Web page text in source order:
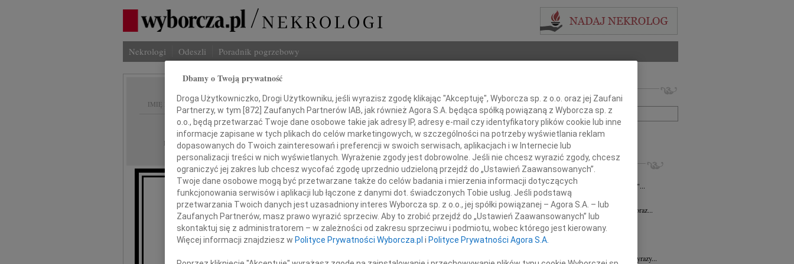
Nekrologi Odeszli Poradnik pogrzebowy
IMIĘ I NAZWISKO:
REGION: Rzeszów
DATA EMISJI: 11.10.2012
Pani
dr Annie Batiuk
Imię i nazwisko lub numer ogłoszenia:
+ szukanie zaawansowane
INNE NEKROLOGI
Marcin Piotr Czarnota 17.07.2026
"Nie umiera ten, kto trwa w pamięci żywych"...
03.07.2026Rzeszów
Panu Dyrektorowi Jerzemu Guniewskiemu oraz...
Karol Drozd
17.06.2026
Z ogromnym smutkiem i niedowierzaniem...
12.06.2026
Pani Dr n. med. Mai Ptasiewicz składamy wyrazy...
Dbamy o Twoją prywatność
Droga Użytkowniczko, Drogi Użytkowniku, jeśli wyrazisz zgodę klikając "Akceptuję", Wyborcza sp. z o.o. oraz jej Zaufani
Partnerzy, w tym [872] Zaufanych Partnerów IAB, jak również Agora S.A. będąca spółką powiązaną z Wyborcza sp. z
o.o., będą przetwarzać Twoje dane osobowe takie jak adresy IP, adresy e-mail czy identyfikatory plików cookie lub inne
informacje zapisane w tych plikach do celów marketingowych, w szczególności na potrzeby wyświetlania reklam
dopasowanych do Twoich zainteresowań i preferencji w swoich serwisach, aplikacjach i w Internecie lub
personalizacji treści w nich wyświetlanych. Wyrażenie zgody jest dobrowolne. Jeśli nie chcesz wyrazić zgody, chcesz
ograniczyć jej zakres lub chcesz wycofać zgodę uprzednio udzieloną przejdź do „Ustawień Zaawansowanych”.
Twoje dane osobowe mogą być przetwarzane także do celów badania i mierzenia informacji dotyczących
funkcjonowania serwisów i aplikacji lub łączone z danymi dot. świadczonych Tobie usług. Jeśli podstawą
przetwarzania Twoich danych jest uzasadniony interes Wyborcza sp. z o.o., jej spółki powiązanej – Agora S.A. – lub
Zaufanych Partnerów, masz prawo wyrazić sprzeciw. Aby to zrobić przejdź do „Ustawień Zaawansowanych” lub
skontaktuj się z administratorem – w zależności od zakresu sprzeciwu i podmiotu, wobec którego jest kierowany.
Więcej informacji znajdziesz w Polityce Prywatności Wyborcza.pl i Polityce Prywatności Agora S.A.